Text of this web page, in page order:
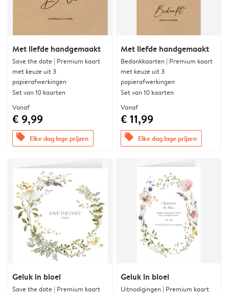
Met liefde handgemaakt
Save the date | Premium kaart
met keuze uit 3
papierafwerkingen
Set van 10 kaarten
Vanaf
€ 9,99
offers Elke dag lage prijzen
Met liefde handgemaakt
Bedankkaarten | Premium kaart
met keuze uit 3
papierafwerkingen
Set van 10 kaarten
Vanaf
€ 11,99
offers Elke dag lage prijzen
Geluk in bloei
Save the date | Premium kaart
Geluk in bloei
Uitnodigingen | Premium kaart